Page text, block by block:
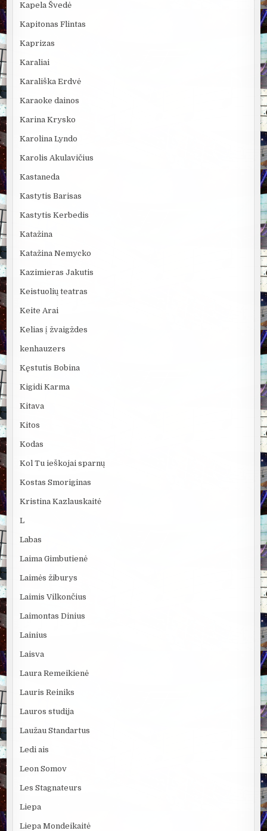
Kapela Švedė
Kapitonas Flintas
Kaprizas
Karaliai
Karališka Erdvė
Karaoke dainos
Karina Krysko
Karolina Lyndo
Karolis Akulavičius
Kastaneda
Kastytis Barisas
Kastytis Kerbedis
Katažina
Katažina Nemycko
Kazimieras Jakutis
Keistuolių teatras
Keite Arai
Kelias į žvaigždes
kenhauzers
Kęstutis Bobina
Kigidi Karma
Kitava
Kitos
Kodas
Kol Tu ieškojai sparnų
Kostas Smoriginas
Kristina Kazlauskaitė
L
Labas
Laima Gimbutienė
Laimės žiburys
Laimis Vilkončius
Laimontas Dinius
Lainius
Laisva
Laura Remeikienė
Lauris Reiniks
Lauros studija
Laužau Standartus
Ledi ais
Leon Somov
Les Stagnateurs
Liepa
Liepa Mondeikaitė